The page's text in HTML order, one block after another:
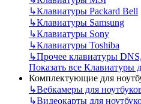
↳Клавиатуры Packard Bell
↳Клавиатуры Samsung
↳Клавиатуры Sony
↳Клавиатуры Toshiba
↳Прочее клавиатуры
Показать все Клавиатуры
Комплектующие для
↳Вебкамеры для
↳Видеокарты для